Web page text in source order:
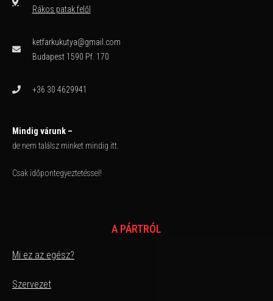
Rákos patak felől
ketfarkukutya@gmail.com
Budapest 1590 Pf. 170
+36 30 4629941
Mindig várunk –
de nem találsz minket mindig itt.
Csak időpontegyeztetéssel!
A PÁRTRÓL
Mi ez az egész?
Szervezet